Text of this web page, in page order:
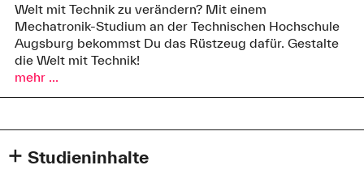
Welt mit Technik zu verändern? Mit einem
Mechatronik-Studium an der Technischen Hochschule
Augsburg bekommst Du das Rüstzeug dafür. Gestalte
die Welt mit Technik!
mehr ...
Studieninhalte